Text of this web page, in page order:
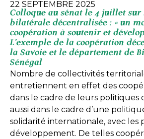
22 SEPTEMBRE 2025
Colloque au sénat le 4 juillet sur
bilatérale décentralisée : « un
coopération à soutenir et
L’exemple de la coopération
la Savoie et le département de
Sénégal
Nombre de collectivités
entretiennent en effet des
dans le cadre de leurs politiques
aussi dans le cadre d’une
solidarité internationale, avec les
développement. De telles